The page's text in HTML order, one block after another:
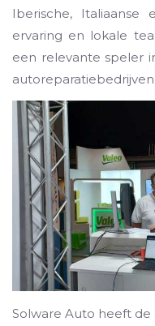
Iberische, Italiaanse
ervaring en lokale
een relevante speler
Solware Auto heeft